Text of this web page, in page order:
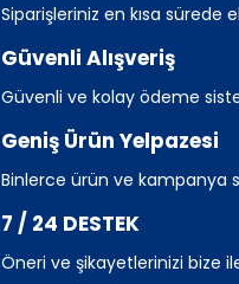
Siparişleriniz en kısa sürede
Güvenli Alışveriş
Güvenli ve kolay ödeme
Geniş Ürün Yelpazesi
Binlerce ürün ve kampanya
7 / 24 DESTEK
Öneri ve şikayetlerinizi bize